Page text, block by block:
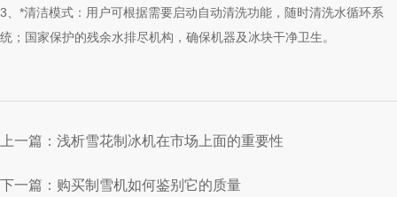
3、*清洁模式：用户可根据需要启动自动清洗功能，随时清洗水循环系
统；国家保护的残余水排尽机构，确保机器及冰块干净卫生。
上一篇： 浅析雪花制冰机在市场上面的重要性
下一篇： 购买制雪机如何鉴别它的质量